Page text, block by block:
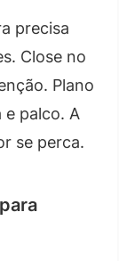
precisa
Close no
Plano
e palco. A
se perca.